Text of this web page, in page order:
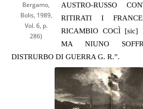
Bergamo,
Bolis, 1989,
Vol. 6, p.
286)
AUSTRO-RUSSO
RITIRATI I
RICAMBIO COCÌ [sic]
MA NIUNO
DISTRURBO DI GUERRA G. R.”.